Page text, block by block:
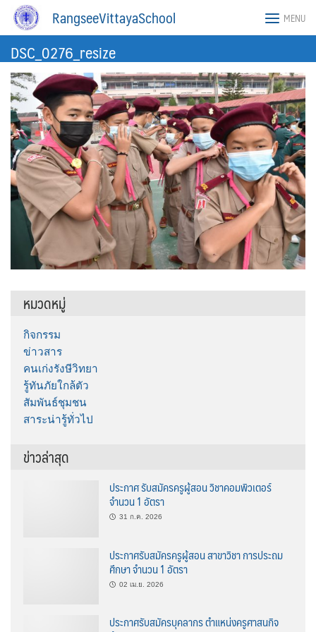
Skip
RangseeVittayaSchool MENU
DSC_0276_resize
หมวดหมู่
กิจกรรม
ข่าวสาร
คนเก่งรังษีวิทยา
รู้ทันภัยใกล้ตัว
สัมพันธ์ชุมชน
สาระน่ารู้ทั่วไป
ข่าวล่าสุด
ประกาศ รับสมัครครูผู้สอน วิชาคอมพิวเตอร์
จำนวน 1 อัตรา
31 ก.ค. 2026
ประกาศรับสมัครครูผู้สอน สาขาวิชา การประถม
ศึกษา จำนวน 1 อัตรา
02 เม.ย. 2026
ประกาศรับสมัครบุคลากร ตำแหน่งครูศาสนกิจ